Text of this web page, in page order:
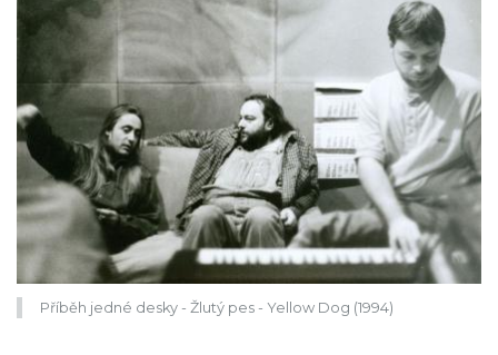
Příběh jedné desky - Žlutý pes - Yellow Dog (1994)